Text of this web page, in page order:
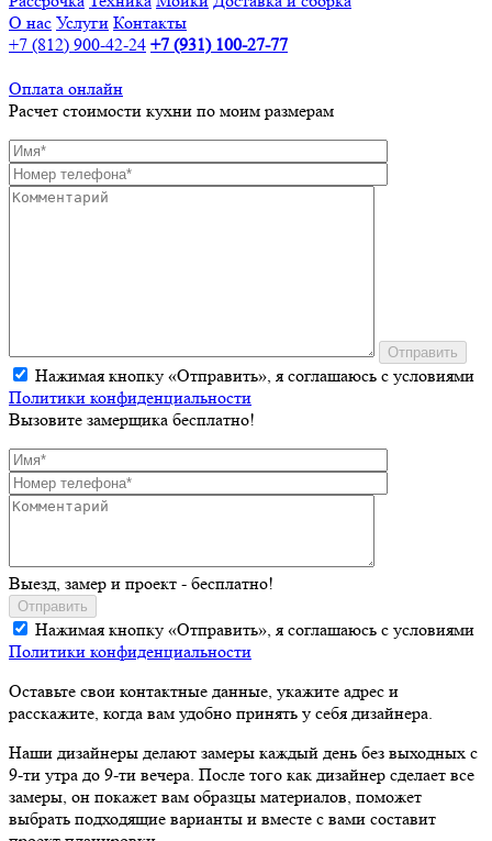
О нас Услуги Контакты
+7 (812) 900-42-24 +7 (931) 100-27-77
Оплата онлайн
Расчет стоимости кухни по моим размерам
Отправить
Нажимая кнопку «Отправить», я соглашаюсь с условиями
Политики конфиденциальности
Вызовите замерщика бесплатно!
Выезд, замер и проект - бесплатно!
Отправить
Нажимая кнопку «Отправить», я соглашаюсь с условиями
Политики конфиденциальности
Оставьте свои контактные данные, укажите адрес и
расскажите, когда вам удобно принять у себя дизайнера.
Наши дизайнеры делают замеры каждый день без выходных с
9-ти утра до 9-ти вечера. После того как дизайнер сделает все
замеры, он покажет вам образцы материалов, поможет
выбрать подходящие варианты и вместе с вами составит